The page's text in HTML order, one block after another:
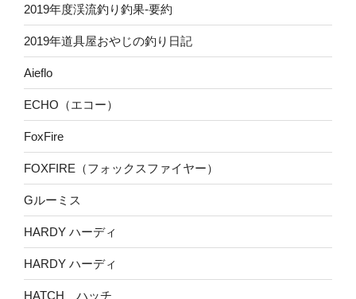
2019年度渓流釣り釣果-要約
2019年道具屋おやじの釣り日記
Aieflo
ECHO（エコー）
FoxFire
FOXFIRE（フォックスファイヤー）
Gルーミス
HARDY ハーディ
HARDY ハーディ
HATCH ハッチ